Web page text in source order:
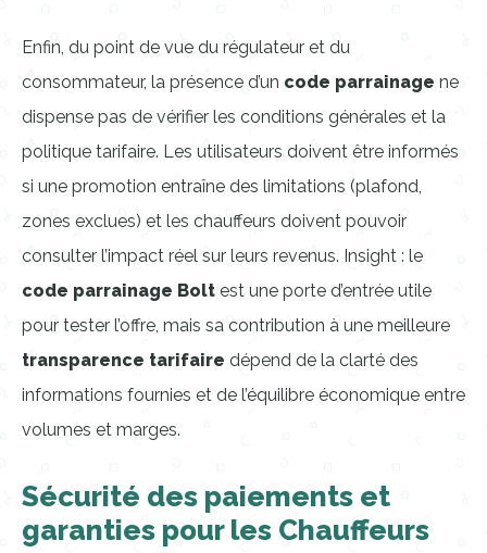
Enfin, du point de vue du régulateur et du
consommateur, la présence d’un code parrainage ne
dispense pas de vérifier les conditions générales et la
politique tarifaire. Les utilisateurs doivent être informés
si une promotion entraîne des limitations (plafond,
zones exclues) et les chauffeurs doivent pouvoir
consulter l’impact réel sur leurs revenus. Insight : le
code parrainage Bolt est une porte d’entrée utile
pour tester l’offre, mais sa contribution à une meilleure
transparence tarifaire dépend de la clarté des
informations fournies et de l’équilibre économique entre
volumes et marges.
Sécurité des paiements et
garanties pour les Chauffeurs